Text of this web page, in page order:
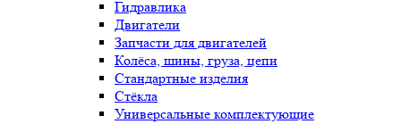
Гидравлика
Двигатели
Запчасти для двигателей
Колёса, шины, груза, цепи
Стандартные изделия
Стёкла
Универсальные комплектующие